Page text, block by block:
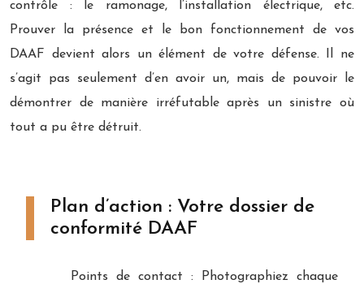
contrôle : le ramonage, l’installation électrique, etc.
Prouver la présence et le bon fonctionnement de vos
DAAF devient alors un élément de votre défense. Il ne
s’agit pas seulement d’en avoir un, mais de pouvoir le
démontrer de manière irréfutable après un sinistre où
tout a pu être détruit.
Plan d’action : Votre dossier de
conformité DAAF
Points de contact : Photographiez chaque